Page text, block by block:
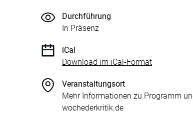
Durchführung
In Präsenz
iCal
Download im iCal-Format, 1 KB
Veranstaltungsort
Mehr Informationen zu Programm
wochederkritik.de